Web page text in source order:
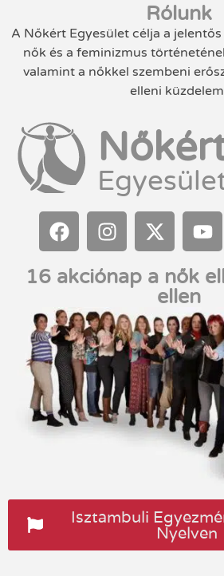
Rólunk
A Nőkért Egyesület célja a
nők és a feminizmus
valamint a nőkkel szembeni
elleni
16 akciónap a nők
ellen
Isztambuli
Nyelven